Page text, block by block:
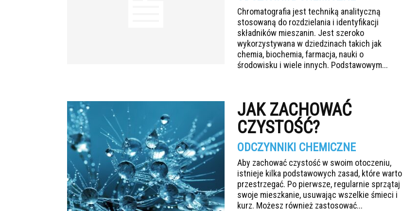
Chromatografia jest techniką analityczną
stosowaną do rozdzielania i identyfikacji
składników mieszanin. Jest szeroko
wykorzystywana w dziedzinach takich jak
chemia, biochemia, farmacja, nauki o
środowisku i wiele innych. Podstawowym...
JAK ZACHOWAĆ
CZYSTOŚĆ?
ODCZYNNIKI CHEMICZNE
Aby zachować czystość w swoim otoczeniu,
istnieje kilka podstawowych zasad, które warto
przestrzegać. Po pierwsze, regularnie sprzątaj
swoje mieszkanie, usuwając wszelkie śmieci i
kurz. Możesz również zastosować...